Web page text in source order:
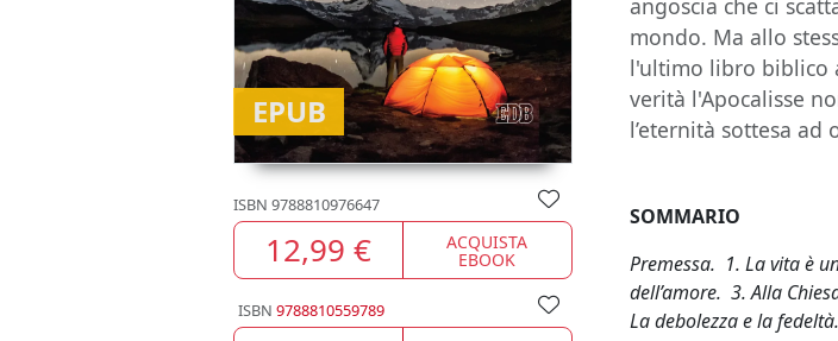
EPUB
ISBN 9788810976647
12,99 € ACQUISTA
EBOOK
ISBN 9788810559789
angoscia che ci
mondo. Ma allo
l'ultimo libro biblico
verità l'Apocalisse
l’eternità sottesa ad
SOMMARIO
Premessa. 1. La vita è
dell’amore. 3. Alla
La debolezza e la